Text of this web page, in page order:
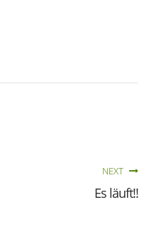
NEXT
Es läuft!!